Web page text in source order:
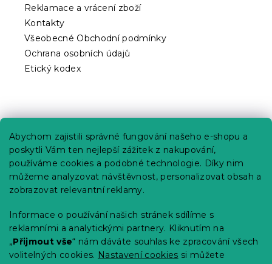
Abychom zajistili správné fungování našeho e-shopu a
poskytli Vám ten nejlepší zážitek z nakupování,
používáme cookies a podobné technologie. Díky nim
můžeme analyzovat návštěvnost, personalizovat obsah a
zobrazovat relevantní reklamy.
Informace o používání našich stránek sdílíme s
reklamními a analytickými partnery. Kliknutím na
„Přijmout vše“ nám dáváte souhlas ke zpracování všech
volitelných cookies. Nastavení cookies si můžete
Reklamace a vrácení zboží
Kontakty
Všeobecné Obchodní podmínky
Ochrana osobních údajů
Etický kodex
Kariéra
Poptávky a B2B spolupráce
Proč se u nás registrovat?
Věrnostní program - Sleva až 10 %
Návody
Tabulky velikostí